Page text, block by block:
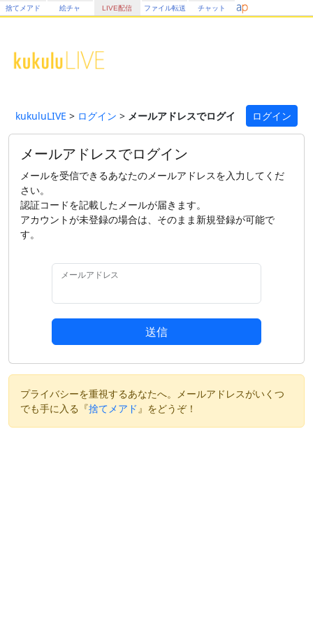
捨てメアド 絵チャ LIVE配信 ファイル転送 チャット
kukuluLIVE > ログイン > メールアドレスでログイン ログイン
メールアドレスでログイン
メールを受信できるあなたのメールアドレスを入力してくだ
さい。
認証コードを記載したメールが届きます。
アカウントが未登録の場合は、そのまま新規登録が可能で
す。
メールアドレス
送信
プライバシーを重視するあなたへ。メールアドレスがいくつ
でも手に入る『捨てメアド 』をどうぞ！